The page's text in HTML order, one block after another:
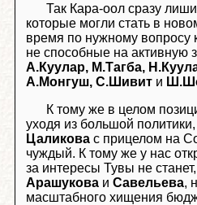
Так Кара-оол сразу
которые могли стать в
время по нужному вопросу
не способные на активную
А.Куулар, М.Тагба,
А.Монгуш, С.Шивит и
К тому же в целом
уходя из большой
Цаликова с прицелом на
чуждый. К тому же у нас
за интересы Тувы не
Арашукова и Савельева,
масштабного хищения